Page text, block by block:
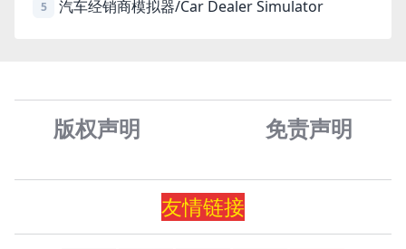
5 汽车经销商模拟器/Car Dealer Simulator
版权声明 免责声明
友情链接